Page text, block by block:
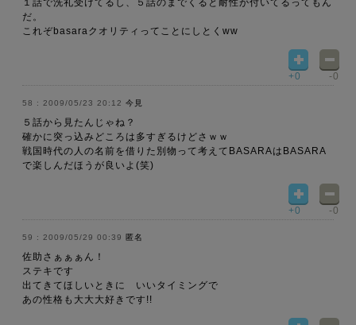
１話で洗礼受けてるし、５話のまでくると耐性が付いてるってもん
だ。
これぞbasaraクオリティってことにしとくww
+0 -0
2009/05/23 20:12 今見
５話から見たんじゃね？
確かに突っ込みどころは多すぎるけどさｗｗ
戦国時代の人の名前を借りた別物って考えてBASARAはBASARA
で楽しんだほうが良いよ(笑)
+0 -0
2009/05/29 00:39 匿名
佐助さぁぁぁん！
ステキです
出てきてほしいときに いいタイミングで
あの性格も大大大好きです!!